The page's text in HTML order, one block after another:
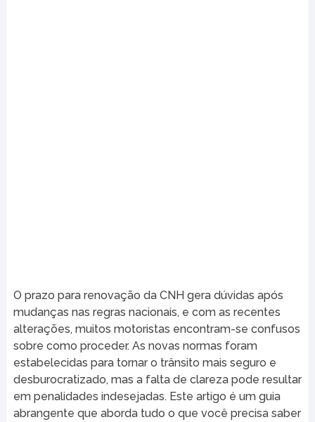
O prazo para renovação da CNH gera dúvidas após
mudanças nas regras nacionais, e com as recentes
alterações, muitos motoristas encontram-se confusos
sobre como proceder. As novas normas foram
estabelecidas para tornar o trânsito mais seguro e
desburocratizado, mas a falta de clareza pode resultar
em penalidades indesejadas. Este artigo é um guia
abrangente que aborda tudo o que você precisa saber